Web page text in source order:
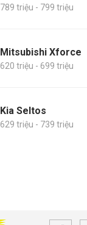
789 triệu - 799 triệu
Mitsubishi Xforce
620 triệu - 699 triệu
Kia Seltos
629 triệu - 739 triệu